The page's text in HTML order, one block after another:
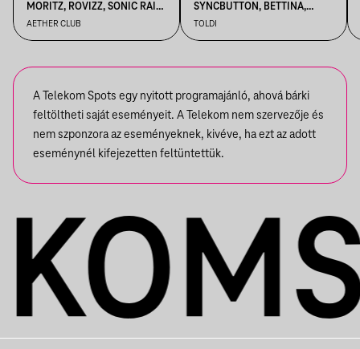
MORITZ, ROVIZZ, SONIC RAIN,
THIRD 2HIFT
AETHER CLUB
SYNCBUTTON, BETTINA,
KALAMANKA
TOLDI
A Telekom Spots egy nyitott programajánló, ahová bárki
feltöltheti saját eseményeit. A Telekom nem szervezője és
nem szponzora az eseményeknek, kivéve, ha ezt az adott
eseménynél kifejezetten feltüntettük.